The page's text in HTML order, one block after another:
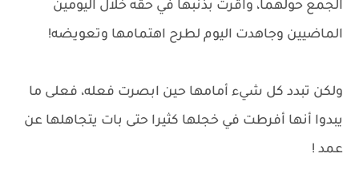
الجمع حولهما، واقرت بذنبها في حقه خلال اليومين
الماضيين وجاهدت اليوم لطرح اهتمامها وتعويضه!
ولكن تبدد كل شيء أمامها حين ابصرت فعله، فعلى ما
يبدوا أنها أفرطت في خجلها كثيرا حتى بات يتجاهلها عن
عمد !